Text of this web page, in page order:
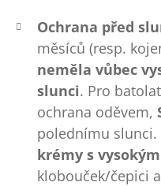
Ochrana před
měsíců (resp.
neměla vůbec
slunci. Pro
ochrana oděvem,
polednímu slunci.
krémy s
klobouček/čepici